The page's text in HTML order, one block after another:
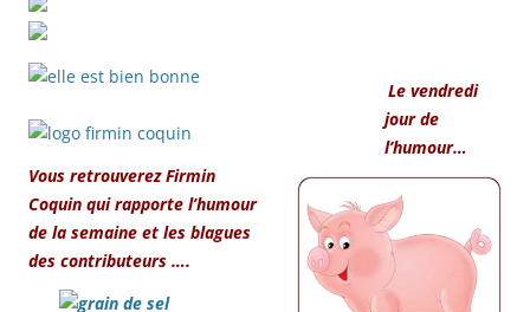
Le vendredi
jour de
l’humour…
Vous retrouverez Firmin
Coquin qui rapporte l’humour
de la semaine et les blagues
des contributeurs ….